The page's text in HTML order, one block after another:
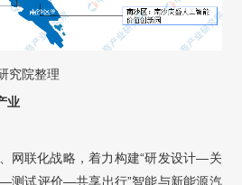
究院整理
业
网联化战略，着力构建“研发设计—关
测试评价—共享出行”智能与新能源汽